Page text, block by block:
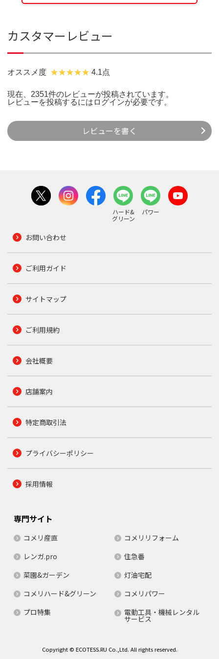
カスタマーレビュー
オススメ度 4.1点
現在、2351件のレビューが投稿されています。
レビューを投稿するには ログインが必要です。
レビューを書く
ハード&
グリーン
パワー
お問い合わせ
ご利用ガイド
サイトマップ
ご利用規約
会社概要
店舗案内
特定商取引法
プライバシーポリシー
採用情報
専門サイト
コメリ産直
コメリリフォーム
レンガ.pro
住急番
菜園&ガーデン
灯油宅配
コメリハード&グリーン
コメリパワー
プロ特集
電動工具・機械レンタル
サービス
Copyright © ECOTESS.RU Co.,Ltd. All rights reserved.